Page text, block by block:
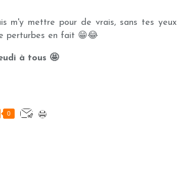
m'y mettre pour de vrais, sans tes yeux
perturbes en fait 😁😂
à tous 🤩
0